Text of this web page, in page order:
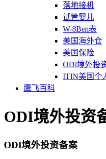
落地接机
试管婴儿
W-8Ben表
美国海外仓
美国保险
ODI境外投
ITIN美国个
鹰飞百科
ODI境外投资
ODI境外投资备案